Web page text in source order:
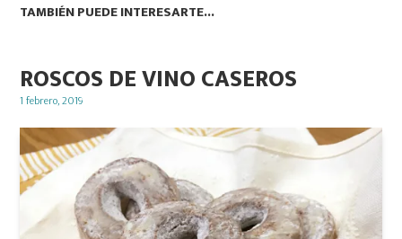
TAMBIÉN PUEDE INTERESARTE...
ROSCOS DE VINO CASEROS
Posted
1 febrero, 2019